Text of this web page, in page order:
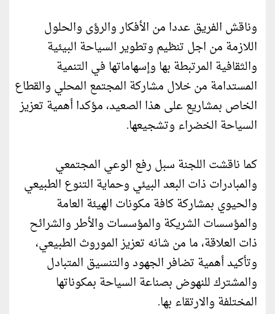
وناقش الفريق عددا من الأفكار والرؤى والحلول
اللازمة من اجل تنظيم وتطوير السياحة البيئية
والثقافية المرتبطة بها وإسهاماتها في التنمية
المستدامة من خلال مشاركة المجتمع المحلي والقطاع
الخاص بمشاريع على هذا الصعيد، مؤكدا أهمية تعزيز
السياحة الخضراء وتشجيعها.
كما ناقشت اللجنة سبل رفع الوعي المجتمعي
والمبادرات ذات البعد البيئي وحماية التنوع الطبيعي
والحيوي بمشاركة كافة مكونات الهيئة العامة
والمؤسسات الشريكة والمؤسسات والأطر والشرائح
ذات العلاقة، ما من شانه تعزيز الموروث الطبيعي،
وتأكيد أهمية تضافر الجهود والتنسيق المتبادل
والمشترك للنهوض بصناعة السياحة بمكوناتها
المختلفة والارتقاء بها.